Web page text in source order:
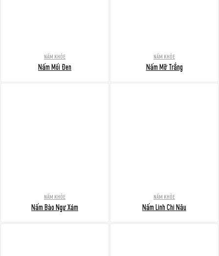
NẤM KHỎE
Nấm Mối Đen
NẤM KHỎE
Nấm Mỡ Trắng
NẤM KHỎE
Nấm Bào Ngư Xám
NẤM KHỎE
Nấm Linh Chi Nâu